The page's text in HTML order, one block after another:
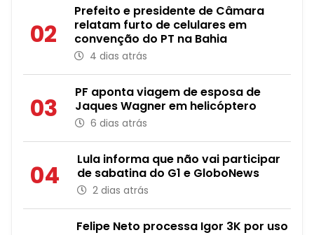
02
Prefeito e presidente de Câmara
relatam furto de celulares em
convenção do PT na Bahia
4 dias atrás
03
PF aponta viagem de esposa de
Jaques Wagner em helicóptero
6 dias atrás
04
Lula informa que não vai participar
de sabatina do G1 e GloboNews
2 dias atrás
Felipe Neto processa Igor 3K por uso